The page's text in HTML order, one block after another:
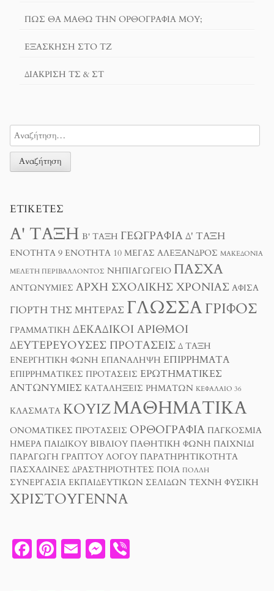
ΠΏΣ ΘΑ ΜΆΘΩ ΤΗΝ ΟΡΘΟΓΡΑΦΊΑ ΜΟΥ;
ΕΞΆΣΚΗΣΗ ΣΤΟ ΤΖ
ΔΙΆΚΡΙΣΗ ΤΣ & ΣΤ
ΕΤΙΚΈΤΕΣ
Α' ΤΆΞΗ Β' ΤΆΞΗ ΓΕΩΓΡΑΦΊΑΔ' ΤΆΞΗ
ΕΝΌΤΗΤΑ 9 ΕΝΌΤΗΤΑ 10 ΜΈΓΑΣ ΑΛΈΞΑΝΔΡΟΣ ΜΑΚΕΔΟΝΊΑ
ΜΕΛΈΤΗ ΠΕΡΙΒΆΛΛΟΝΤΟΣ ΝΗΠΙΑΓΩΓΕΊΟ ΠΆΣΧΑ
ΑΝΤΩΝΥΜΊΕΣ ΑΡΧΉ ΣΧΟΛΙΚΉΣ ΧΡΟΝΙΆΣ ΑΦΊΣΑ
ΓΙΟΡΤΉ ΤΗΣ ΜΗΤΈΡΑΣ ΓΛΏΣΣΑΓΡΊΦΟΣ
ΓΡΑΜΜΑΤΙΚΉ ΔΕΚΑΔΙΚΟΊ ΑΡΙΘΜΟΊ
ΔΕΥΤΕΡΕΎΟΥΣΕΣ ΠΡΟΤΆΣΕΙΣ Δ ΤΑΞΗ
ΕΝΕΡΓΗΤΙΚΉ ΦΩΝΉ ΕΠΑΝΆΛΗΨΗ ΕΠΙΡΡΉΜΑΤΑ
ΕΠΙΡΡΗΜΑΤΙΚΈΣ ΠΡΟΤΆΣΕΙΣ ΕΡΩΤΗΜΑΤΙΚΈΣ
ΑΝΤΩΝΥΜΊΕΣ ΚΑΤΑΛΉΞΕΙΣ ΡΗΜΆΤΩΝ ΚΕΦΆΛΑΙΟ 36
ΚΛΆΣΜΑΤΑ ΚΟΥΊΖΜΑΘΗΜΑΤΙΚΆ
ΟΝΟΜΑΤΙΚΈΣ ΠΡΟΤΆΣΕΙΣ ΟΡΘΟΓΡΑΦΊΑ ΠΑΓΚΌΣΜΙΑ
ΗΜΈΡΑ ΠΑΙΔΙΚΟΎ ΒΙΒΛΊΟΥ ΠΑΘΗΤΙΚΉ ΦΩΝΉ ΠΑΙΧΝΊΔΙ
ΠΑΡΑΓΩΓΉ ΓΡΑΠΤΟΎ ΛΌΓΟΥ ΠΑΡΑΤΗΡΗΤΙΚΌΤΗΤΑ
ΠΑΣΧΑΛΙΝΈΣ ΔΡΑΣΤΗΡΙΌΤΗΤΕΣ ΠΟΙΑ ΠΟΛΛΉ
ΣΥΝΕΡΓΑΣΊΑ ΕΚΠΑΙΔΕΥΤΙΚΏΝ ΣΕΛΊΔΩΝ ΤΈΧΝΗ ΦΥΣΙΚΉ
ΧΡΙΣΤΟΎΓΕΝΝΑ
F PI E M